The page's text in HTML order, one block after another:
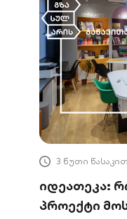
3 წუთი
იდეათეკა:
პროექტი